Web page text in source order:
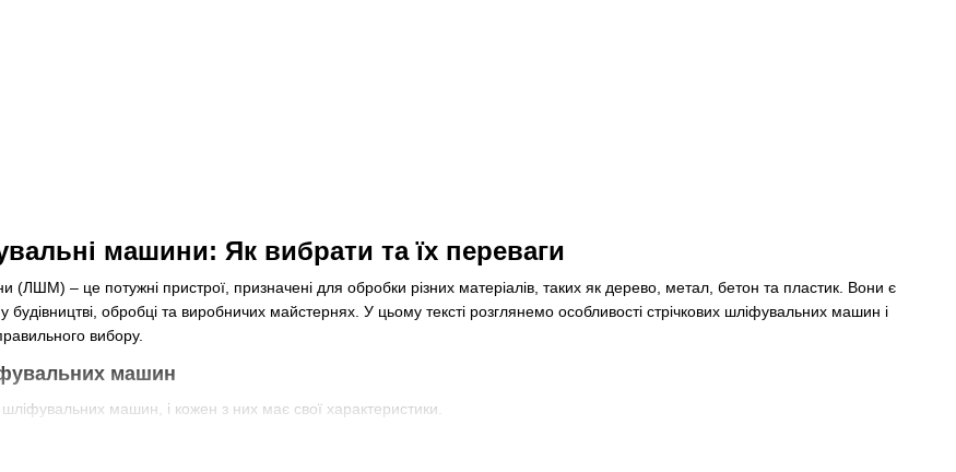
машини: Як вибрати та їх переваги
(ЛШМ) – це потужні пристрої, призначені для обробки різних матеріалів, таких як дерево, метал, бетон та пластик. Вони є
будівництві, обробці та виробничих майстернях. У цьому тексті розглянемо особливості стрічкових шліфувальних машин і
вибору.
машин
шліфувальних машин, і кожен з них має свої характеристики.